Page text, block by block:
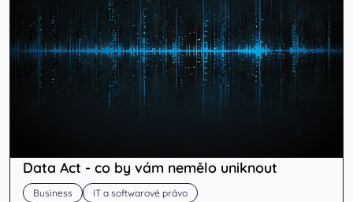
Data Act - co by vám nemělo uniknout
Business IT a softwarové právo